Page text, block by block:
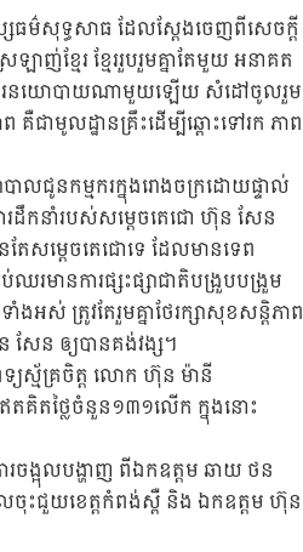
សធម៌សុទ្ធសាធ ដែលស្តែងចេញពីសេចក្តី
ាញ់ខ្មែរ ខ្មែររួបរួមគ្នាតែមួយ អនាគត
ការនយោបាយណាមួយឡើយ សំដៅចូលរួម
ាមូលដ្ឋានគ្រឹះដើម្បីឆ្ពោះទៅរក ភាព
បាលជូនកម្មករក្នុងរោងចក្រដោយផ្ទាល់
ដឹកនាំរបស់សម្តេចតេជោ ហ៊ុន សែន
នតែសម្តេចតេជោទេ ដែលមានទេព​
មានការផ្សះផ្សាជាតិ​បង្រួបបង្រួម
ងអស់ ត្រូវតែរួមគ្នាថែរក្សាសុខសន្តិភាព
ែន ឲ្យបានគង់វង្ស។
យស្ម័គ្រចិត្ត លោក ហ៊ុន ម៉ានី
គិតថ្លៃចំនួន១៣១លើក ក្នុងនោះ
ចង្អុលបង្ហាញ ពីឯកឧត្តម ឆាយ ថន
ដាលចុះជួយខេត្តកំពង់ស្ពឺ និង ឯកឧត្តម ហ៊ុន